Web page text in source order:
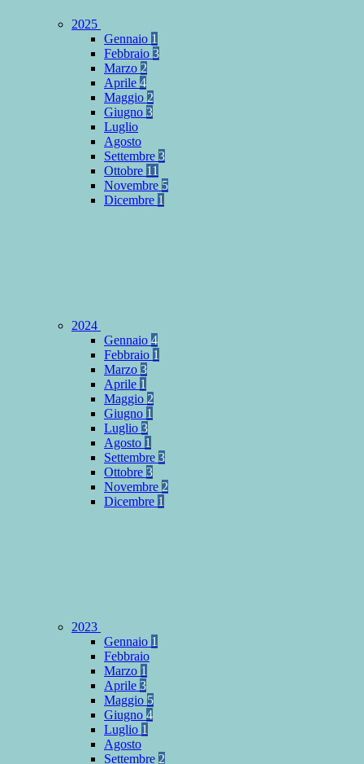
2025
Gennaio 1
Febbraio 3
Marzo 2
Aprile 4
Maggio 2
Giugno 3
Luglio
Agosto
Settembre 3
Ottobre 11
Novembre 5
Dicembre 1
2024
Gennaio 4
Febbraio 1
Marzo 3
Aprile 1
Maggio 2
Giugno 1
Luglio 3
Agosto 1
Settembre 3
Ottobre 3
Novembre 2
Dicembre 1
2023
Gennaio 1
Febbraio
Marzo 1
Aprile 3
Maggio 5
Giugno 4
Luglio 1
Agosto
Settembre 2